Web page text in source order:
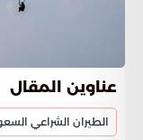
عناوين المقال
الطيران الشراعي